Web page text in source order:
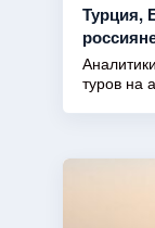
Турция,
туров на